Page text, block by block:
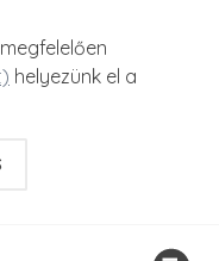
helyezünk el a